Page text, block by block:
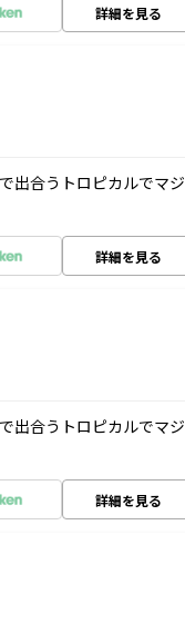
詳細を見る
出合うトロピカルでマジ
詳細を見る
出合うトロピカルでマジ
詳細を見る